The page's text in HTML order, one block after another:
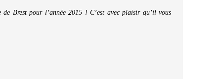
Brest pour l’année 2015 ! C’est avec plaisir qu’il vous